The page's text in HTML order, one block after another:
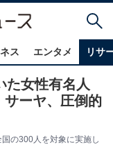
ス エンタメ リサ
た女性有名人
サーヤ、圧倒的
の300人を対象に実施し